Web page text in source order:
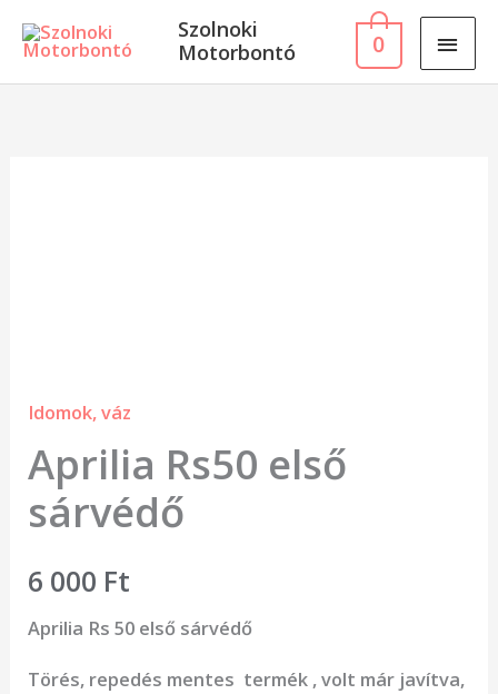
content
Szolnoki
Motorbontó
0
Idomok, váz
Aprilia Rs50 első
sárvédő
6 000 Ft
Aprilia Rs 50 első sárvédő
Törés, repedés mentes termék , volt már javítva,